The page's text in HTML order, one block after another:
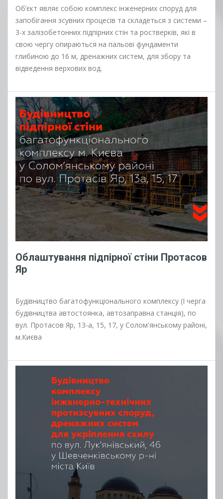
Об’єкт являє собою комплекс інженерних споруд для
запобігання зсувних процесів та складеться з системи –
3-х залізобетонних підпірних стін та ростверків, які в
свою чергу опираються на пальові фундаменти
глибиною до 16 м, дренажних систем, для збору та
відведення верхових вод.
Облаштування підпірної стіни Протасов
Яр
Будівництво багатофункціонального комплексу (I черга
будівництва автостоянка, автозаправна станція), по
вул. Протасов Яр, 13-а, 15, 17, у Солом'янському районі,
м.Києва